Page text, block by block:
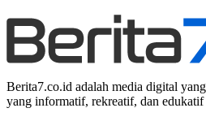
Berita7.co.id adalah media digital
yang informatif, rekreatif, dan